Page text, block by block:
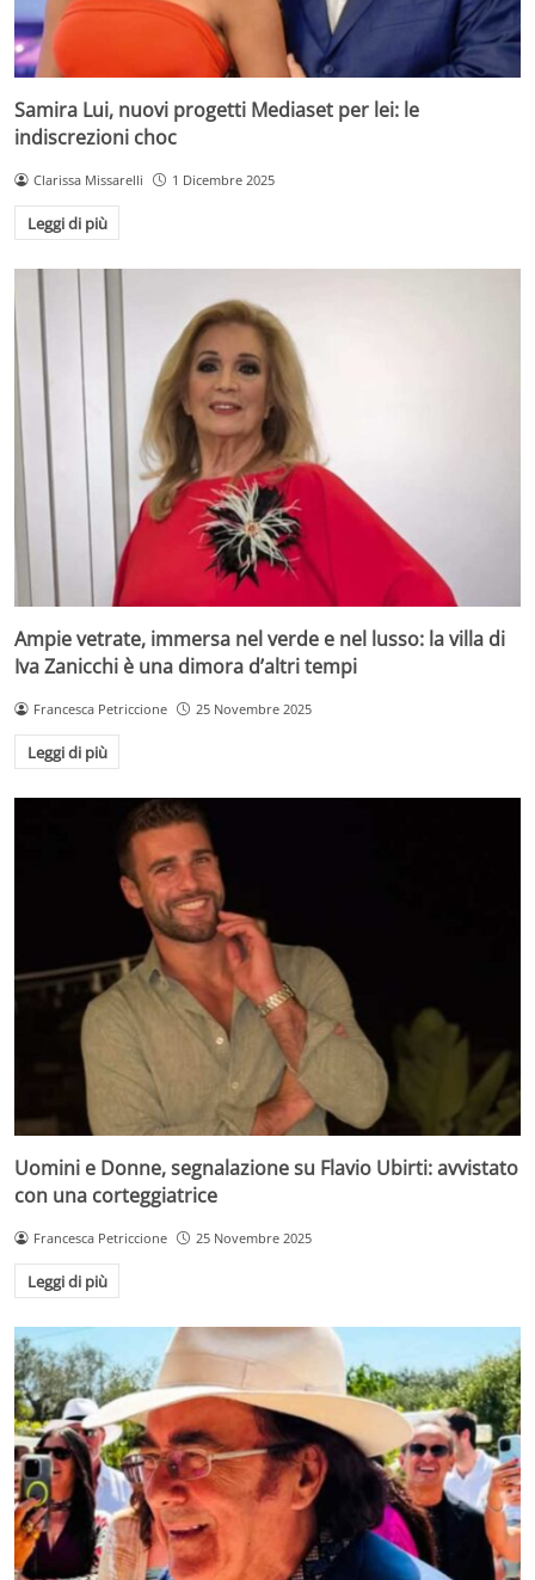
Samira Lui, nuovi progetti Mediaset per lei: le
indiscrezioni choc
Clarissa Missarelli 1 Dicembre 2025
Leggi di più
Ampie vetrate, immersa nel verde e nel lusso: la villa di
Iva Zanicchi è una dimora d’altri tempi
Francesca Petriccione 25 Novembre 2025
Leggi di più
Uomini e Donne, segnalazione su Flavio Ubirti: avvistato
con una corteggiatrice
Francesca Petriccione 25 Novembre 2025
Leggi di più